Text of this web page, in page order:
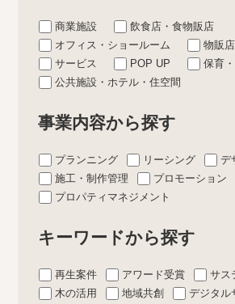
商業施設
飲食店・食物販店
オフィス・ショールーム
物販店
サービス
POP UP
保育
公共施設・ホテル・住空間
事業内容から探す
プランニング リーシング
デ
施工・制作管理
プロモーション
プロパティマネジメント
キーワードから探す
再生案件 アワード受賞
サス
木の活用
地域共創
デジタル